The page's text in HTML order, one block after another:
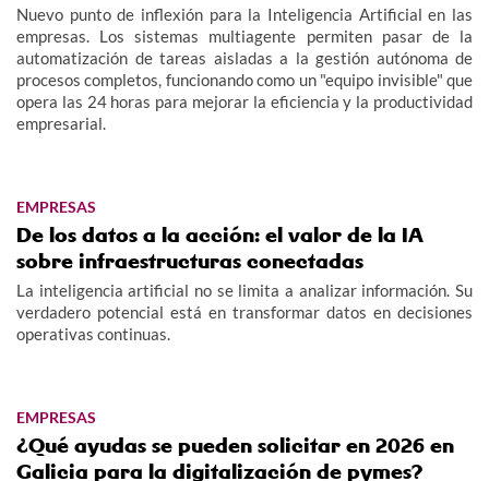
Nuevo punto de inflexión para la Inteligencia Artificial en las
empresas. Los sistemas multiagente permiten pasar de la
automatización de tareas aisladas a la gestión autónoma de
procesos completos, funcionando como un "equipo invisible" que
opera las 24 horas para mejorar la eficiencia y la productividad
empresarial.
EMPRESAS
De los datos a la acción: el valor de la IA
sobre infraestructuras conectadas
La inteligencia artificial no se limita a analizar información. Su
verdadero potencial está en transformar datos en decisiones
operativas continuas.
EMPRESAS
¿Qué ayudas se pueden solicitar en 2026 en
Galicia para la digitalización de pymes?